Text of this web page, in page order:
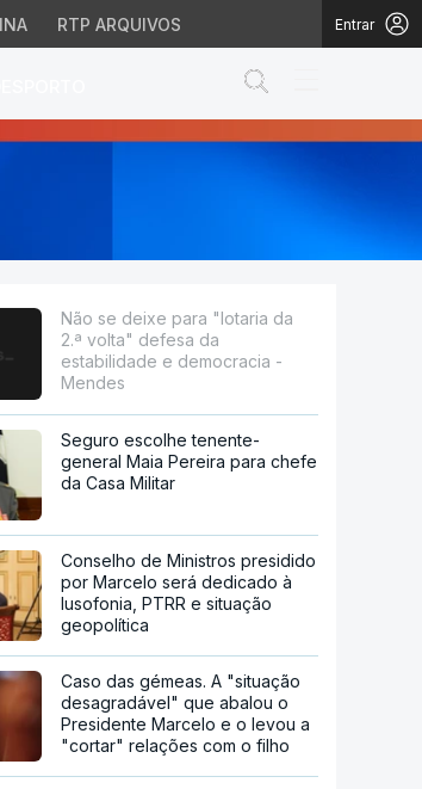
RTP ARQUIVOS Entrar
estabilidade e
Não se deixe para "lotaria da
2.ª volta" defesa da
estabilidade e democracia -
Mendes
Seguro escolhe tenente-
general Maia Pereira para chefe
da Casa Militar
Conselho de Ministros presidido
por Marcelo será dedicado à
lusofonia, PTRR e situação
geopolítica
Caso das gémeas. A "situação
desagradável" que abalou o
Presidente Marcelo e o levou a
"cortar" relações com o filho